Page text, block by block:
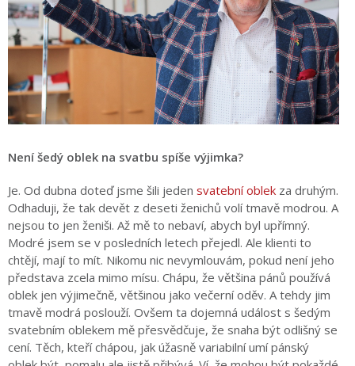
Není šedý oblek na svatbu spíše výjimka?
Je. Od dubna doteď jsme šili jeden svatební oblek za druhým.
Odhaduji, že tak devět z deseti ženichů volí tmavě modrou. A
nejsou to jen ženiši. Až mě to nebaví, abych byl upřímný.
Modré jsem se v posledních letech přejedl. Ale klienti to
chtějí, mají to mít. Nikomu nic nevymlouvám, pokud není jeho
představa zcela mimo mísu. Chápu, že většina pánů používá
oblek jen výjimečně, většinou jako večerní oděv. A tehdy jim
tmavě modrá poslouží. Ovšem ta dojemná událost s šedým
svatebním oblekem mě přesvědčuje, že snaha být odlišný se
cení. Těch, kteří chápou, jak úžasně variabilní umí pánský